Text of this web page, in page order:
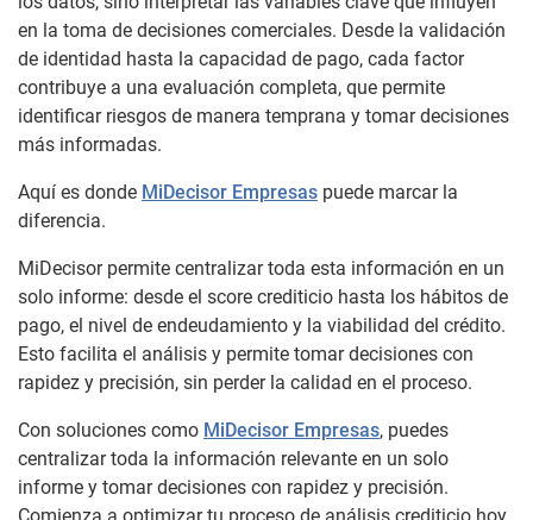
en la toma de decisiones comerciales. Desde la validación
de identidad hasta la capacidad de pago, cada factor
contribuye a una evaluación completa, que permite
identificar riesgos de manera temprana y tomar decisiones
más informadas.
Aquí es donde MiDecisor Empresas puede marcar la
diferencia.
MiDecisor permite centralizar toda esta información en un
solo informe: desde el score crediticio hasta los hábitos de
pago, el nivel de endeudamiento y la viabilidad del crédito.
Esto facilita el análisis y permite tomar decisiones con
rapidez y precisión, sin perder la calidad en el proceso.
Con soluciones como MiDecisor Empresas, puedes
centralizar toda la información relevante en un solo
informe y tomar decisiones con rapidez y precisión.
Comienza a optimizar tu proceso de análisis crediticio hoy